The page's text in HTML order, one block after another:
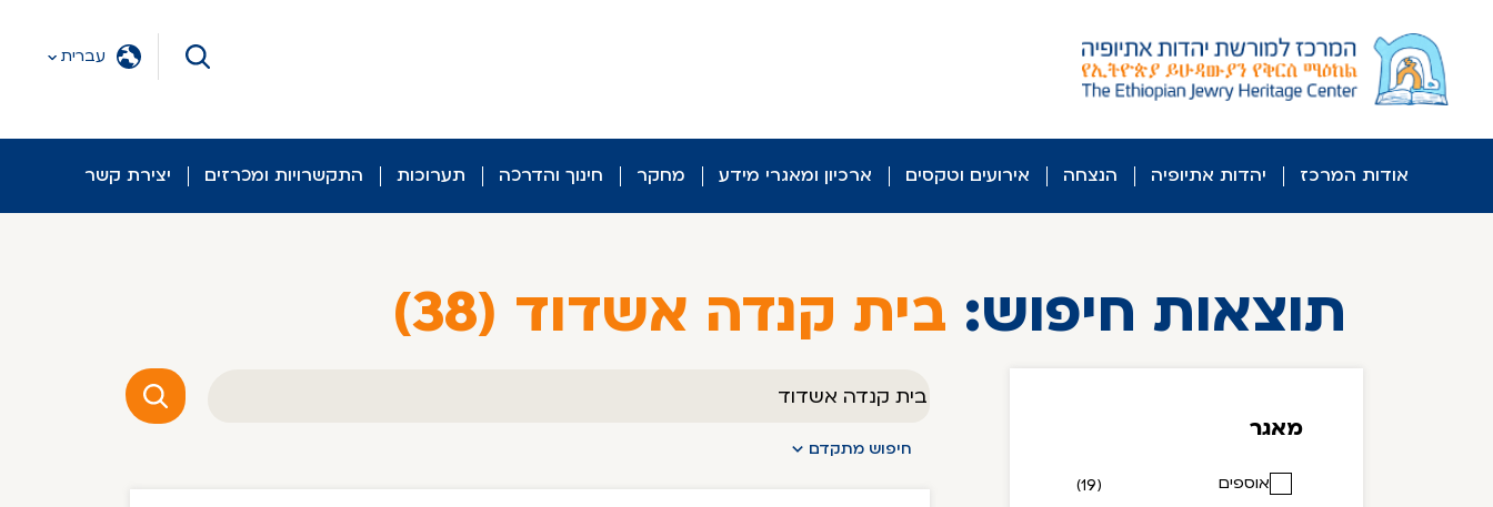
עברית
אודות המרכז יהדות אתיופיה הנצחה אירועים וטקסים ארכיון ומאגרי מידע מחקר חינוך והדרכה תערוכות התקשרויות ומכרזים יצירת קשר
תוצאות חיפוש: בית קנדה אשדוד (38)
מאגר
אוספים
(19)
חופשי
חיפוש מתקדם